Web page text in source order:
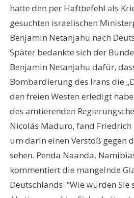
hatte den per Haftbefehl als
gesuchten israelischen
Benjamin Netanjahu nach
Später bedankte sich der
Benjamin Netanjahu dafür,
Bombardierung des Irans die
den freien Westen erledigt
des amtierenden
Nicolás Maduro, fand Friedrich
um darin einen Verstoß gegen
sehen. Penda Naanda,
kommentiert die mangelnde
Deutschlands: “Wie würden Sie